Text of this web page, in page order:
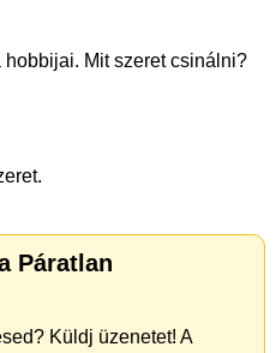
hobbijai. Mit szeret csinálni?
Páratlan
Küldj üzenetet! A